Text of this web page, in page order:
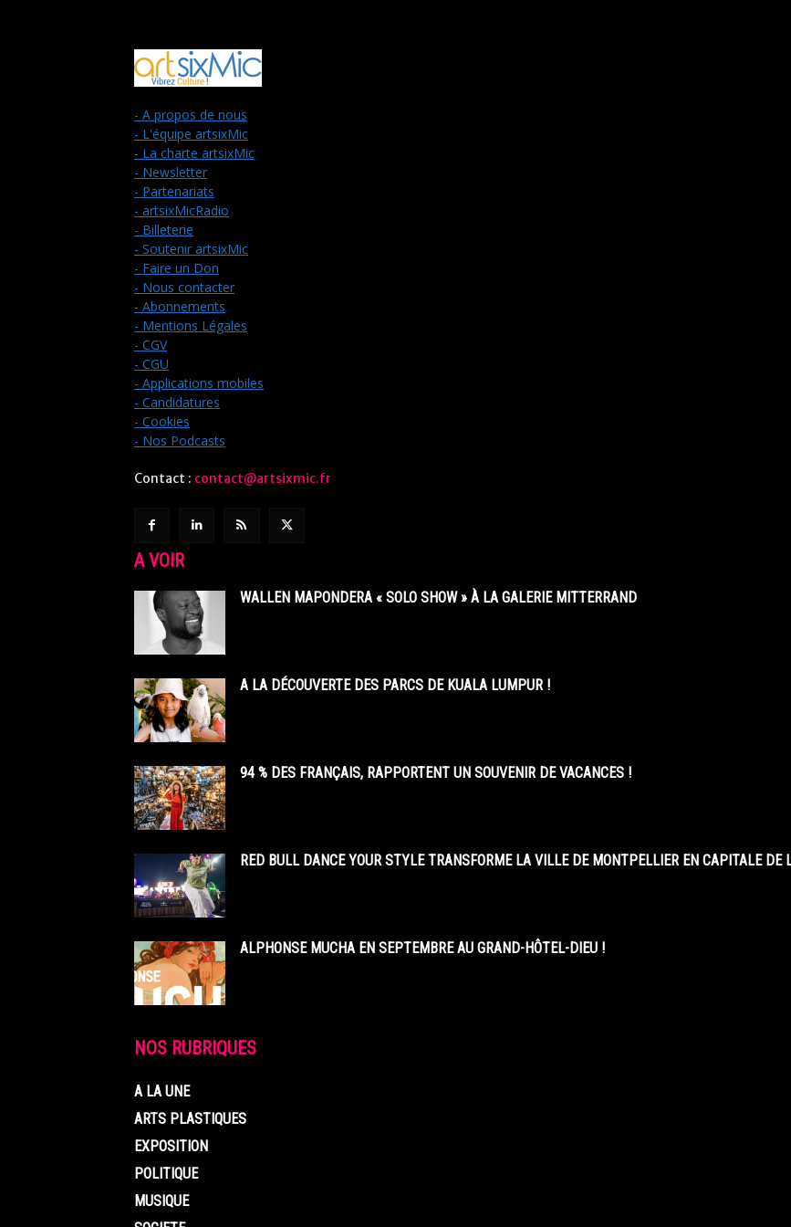
- A propos de nous
- L'équipe artsixMic
- La charte artsixMic
- Newsletter
- Partenariats
- artsixMicRadio
- Billeterie
- Soutenir artsixMic
- Faire un Don
- Nous contacter
- Abonnements
- Mentions Légales
- CGV
- CGU
- Applications mobiles
- Candidatures
- Cookies
- Nos Podcasts
Contact : contact@artsixmic.fr
A VOIR
WALLEN MAPONDERA « SOLO SHOW » À LA GALERIE MITTERRAND
A LA DÉCOUVERTE DES PARCS DE KUALA LUMPUR !
94 % DES FRANÇAIS, RAPPORTENT UN SOUVENIR DE VACANCES !
RED BULL DANCE YOUR STYLE TRANSFORME LA VILLE DE MONTPELLIER EN CAPITALE DE
ALPHONSE MUCHA EN SEPTEMBRE AU GRAND-HÔTEL-DIEU !
NOS RUBRIQUES
A LA UNE
ARTS PLASTIQUES
EXPOSITION
POLITIQUE
MUSIQUE